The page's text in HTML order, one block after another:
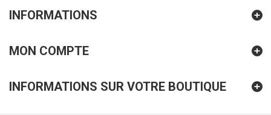
INFORMATIONS
MON COMPTE
INFORMATIONS SUR VOTRE BOUTIQUE